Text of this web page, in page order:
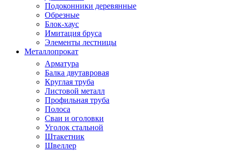
Подоконники деревянные
Обрезные
Блок-хаус
Имитация бруса
Элементы лестницы
Металлопрокат
Арматура
Балка двутавровая
Круглая труба
Листовой металл
Профильная труба
Полоса
Сваи и оголовки
Уголок стальной
Штакетник
Швеллер